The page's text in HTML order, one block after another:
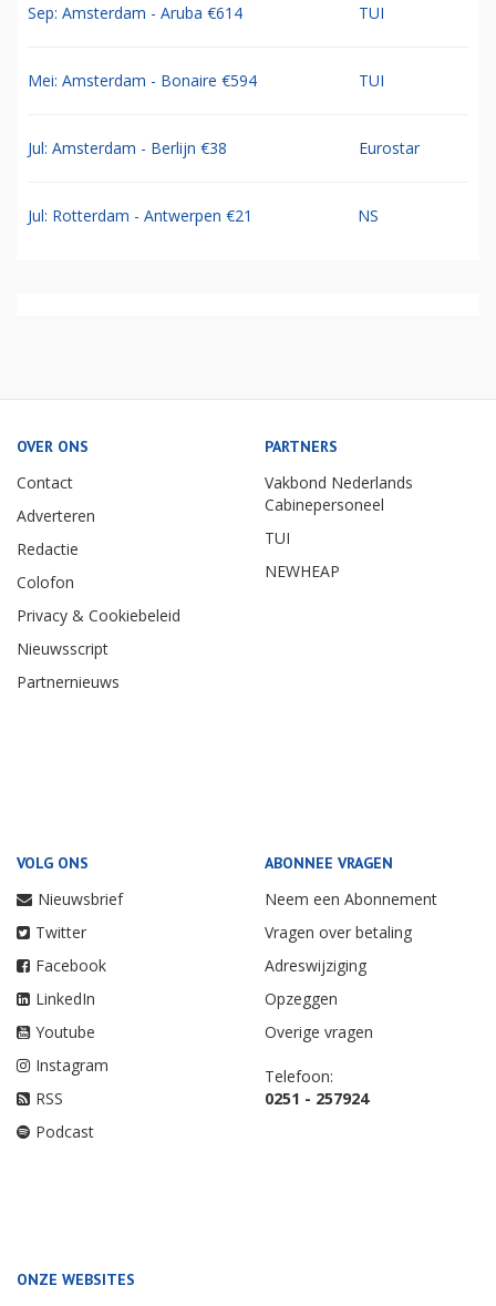
Sep: Amsterdam - Aruba €614 TUI
Mei: Amsterdam - Bonaire €594 TUI
Jul: Amsterdam - Berlijn €38 Eurostar
Jul: Rotterdam - Antwerpen €21 NS
OVER ONS
Contact
Adverteren
Redactie
Colofon
Privacy & Cookiebeleid
Nieuwsscript
Partnernieuws
PARTNERS
Vakbond Nederlands
Cabinepersoneel
TUI
NEWHEAP
VOLG ONS
Nieuwsbrief
Twitter
Facebook
LinkedIn
Youtube
Instagram
RSS
Podcast
ABONNEE VRAGEN
Neem een Abonnement
Vragen over betaling
Adreswijziging
Opzeggen
Overige vragen
Telefoon:
0251 - 257924
ONZE WEBSITES